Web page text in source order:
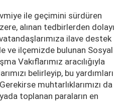
ile geçimini sürdüren
alınan tedbirlerden dolayı
ilave destek
ve ilçemizde bulunan Sosyal
Vakıflarımız aracılığıyla
belirleyip, bu yardımları
muhtarlıklarımızı da
toplanan paraların en